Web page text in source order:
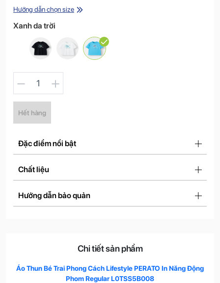
Hướng dẫn chọn size
Xanh da trời
1
Hết hàng
Đặc điểm nổi bật
Chất liệu
Hướng dẫn bảo quản
Chi tiết sản phẩm
Áo Thun Bé Trai Phong Cách Lifestyle PERATO In Năng Động
Phom Regular L0TSS5B008